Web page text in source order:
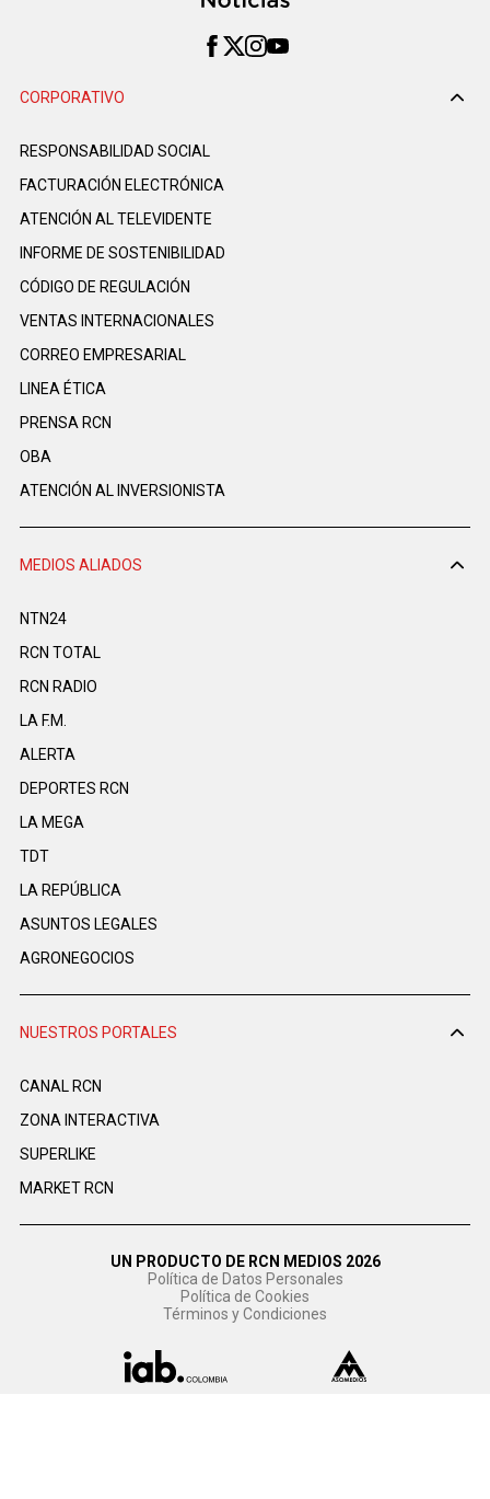
CORPORATIVO
RESPONSABILIDAD SOCIAL
FACTURACIÓN ELECTRÓNICA
ATENCIÓN AL TELEVIDENTE
INFORME DE SOSTENIBILIDAD
CÓDIGO DE REGULACIÓN
VENTAS INTERNACIONALES
CORREO EMPRESARIAL
LINEA ÉTICA
PRENSA RCN
OBA
ATENCIÓN AL INVERSIONISTA
MEDIOS ALIADOS
NTN24
RCN TOTAL
RCN RADIO
LA F.M.
ALERTA
DEPORTES RCN
LA MEGA
TDT
LA REPÚBLICA
ASUNTOS LEGALES
AGRONEGOCIOS
NUESTROS PORTALES
CANAL RCN
ZONA INTERACTIVA
SUPERLIKE
MARKET RCN
UN PRODUCTO DE RCN MEDIOS 2026
Política de Datos Personales
Política de Cookies
Términos y Condiciones